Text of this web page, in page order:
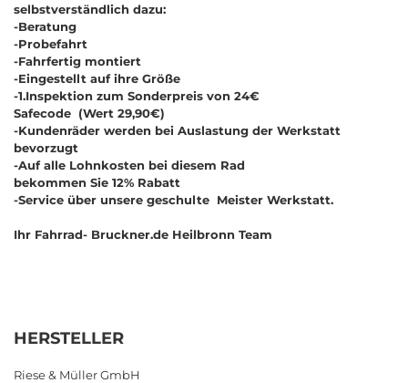
selbstverständlich dazu:
-Beratung
-Probefahrt
-Fahrfertig montiert
-Eingestellt auf ihre Größe
-1.Inspektion zum Sonderpreis von 24€
Safecode (Wert 29,90€)
-Kundenräder werden bei Auslastung der Werkstatt
bevorzugt
-Auf alle Lohnkosten bei diesem Rad
bekommen Sie 12% Rabatt
-Service über unsere geschulte Meister Werkstatt.
Ihr Fahrrad- Bruckner.de Heilbronn Team
HERSTELLER
Riese & Müller GmbH